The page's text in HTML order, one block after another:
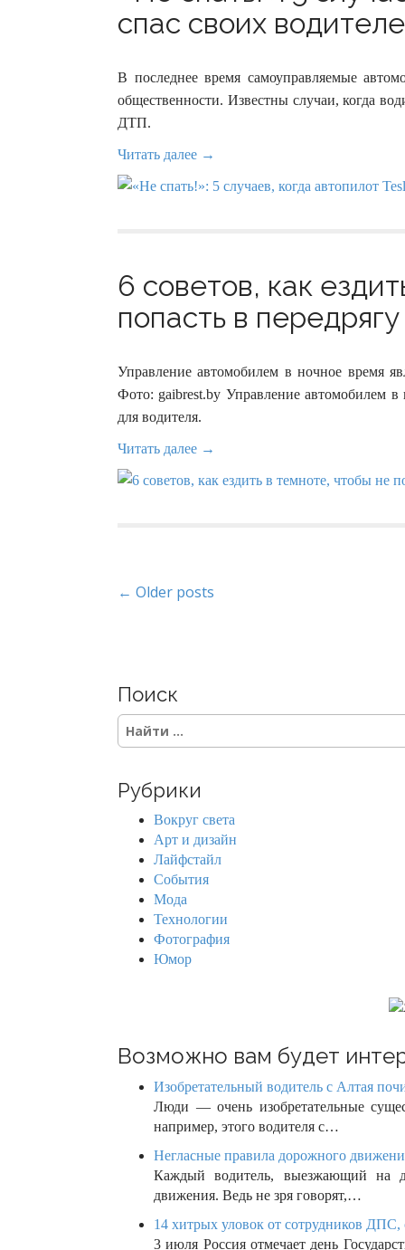
спас своих
В последнее время самоуправляемые
общественности. Известны случаи, когда
ДТП.
Читать далее →
6 советов, как
попасть в
Управление автомобилем в ночное время
Фото: gaibrest.by Управление автомобилем
для водителя.
Читать далее →
P
t
s
n
a
o
← Older posts
Поиск
S
e
c
Рубрики
Вокруг света
Арт и дизайн
Лайфстайл
События
Мода
Технологии
Фотография
Юмор
Возможно вам будет
Изобретательный водитель с Алтая
Люди — очень изобретательные
например, этого водителя с…
Негласные правила дорожного
Каждый водитель, выезжающий на
движения. Ведь не зря говорят,…
14 хитрых уловок от сотрудников
3 июля Россия отмечает день